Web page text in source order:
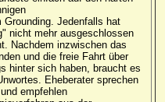
Jedenfalls hat
nicht mehr ausgeschlossen
Nachdem inzwischen das
und die freie Fahrt über
hinter sich haben, braucht es
Eheberater sprechen
empfehlen